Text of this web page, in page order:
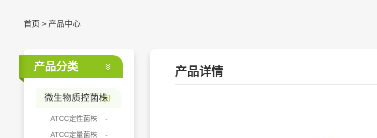
首页 > 产品中心
产品分类
微生物质控菌株
ATCC定性菌株
ATCC定量菌株
产品详情